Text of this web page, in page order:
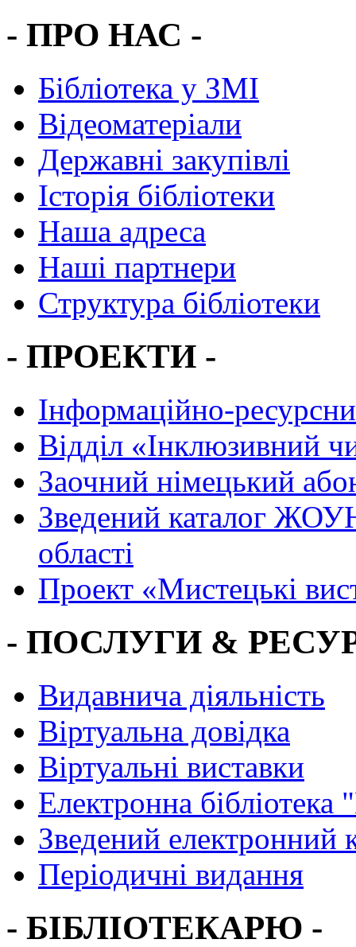
- ПРО НАС -
Бібліотека у ЗМІ
Відеоматеріали
Державні закупівлі
Історія бібліотеки
Наша адреса
Наші партнери
Структура бібліотеки
- ПРОЕКТИ -
Інформаційно-
Вiддiл «Інклюзивний
Заочний німецький
Зведений каталог
області
Проект «Мистецькі
- ПОСЛУГИ &
Видавнича діяльність
Віртуальна довідка
Віртуальні виставки
Електронна
Зведений електронний
Періодичні видання
- БІБЛІОТЕКАРЮ -